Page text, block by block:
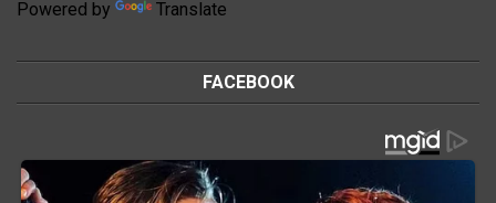
Powered by Translate
FACEBOOK